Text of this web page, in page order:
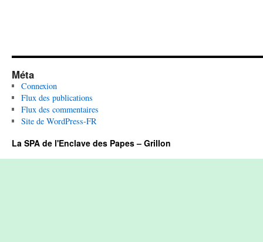
Méta
Connexion
Flux des publications
Flux des commentaires
Site de WordPress-FR
La SPA de l'Enclave des Papes – Grillon